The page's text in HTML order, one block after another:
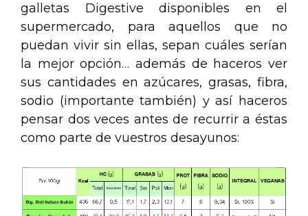
galletas Digestive disponibles en el
supermercado, para aquellos que no
puedan vivir sin ellas, sepan cuáles serían
la mejor opción… además de haceros ver
sus cantidades en azúcares, grasas, fibra,
sodio (importante también) y así haceros
pensar dos veces antes de recurrir a éstas
como parte de vuestros desayunos: